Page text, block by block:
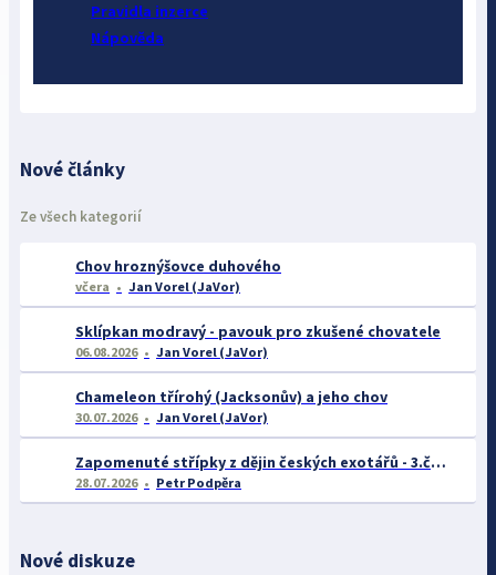
Pravidla inzerce
Nápověda
Nové články
Ze všech kategorií
Chov hroznýšovce duhového
včera Jan Vorel (JaVor)
Sklípkan modravý - pavouk pro zkušené chovatele
06.08.2026 Jan Vorel (JaVor)
Chameleon třírohý (Jacksonův) a jeho chov
30.07.2026 Jan Vorel (JaVor)
Zapomenuté střípky z dějin českých exotářů - 3.část
28.07.2026 Petr Podpěra
Nové diskuze